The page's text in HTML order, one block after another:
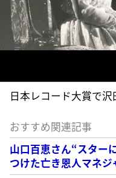
日本レコード大賞で沢
おすすめ関連記事
山口百恵さん“スター
つけた亡き恩人マネジ